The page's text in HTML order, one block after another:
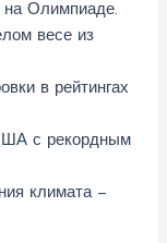
на Олимпиаде.
весе из
в рейтингах
с рекордным
климата —